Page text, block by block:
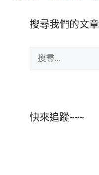
搜尋我們的文章
尋:
快來追蹤~~~